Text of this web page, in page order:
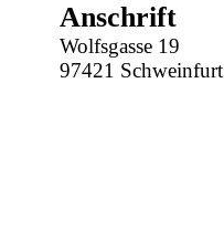
Anschrift
Wolfsgasse 19
97421 Schweinfurt